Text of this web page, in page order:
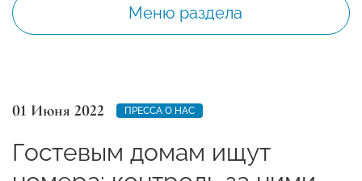
Меню раздела
01 Июня 2022 ПРЕССА О НАС
Гостевым домам ищут